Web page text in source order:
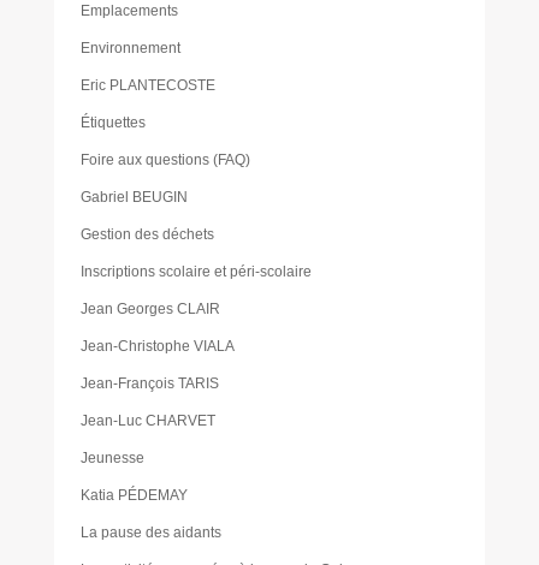
Emplacements
Environnement
Eric PLANTECOSTE
Étiquettes
Foire aux questions (FAQ)
Gabriel BEUGIN
Gestion des déchets
Inscriptions scolaire et péri-scolaire
Jean Georges CLAIR
Jean-Christophe VIALA
Jean-François TARIS
Jean-Luc CHARVET
Jeunesse
Katia PÉDEMAY
La pause des aidants